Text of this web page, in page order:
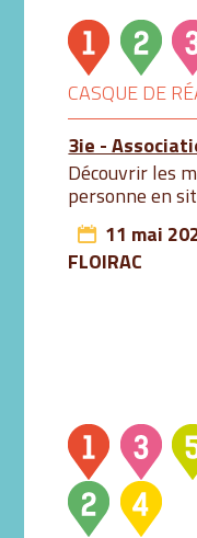
CASQUE DE
3ie -
Découvrir les
personne en
11 mai
FLOIRAC